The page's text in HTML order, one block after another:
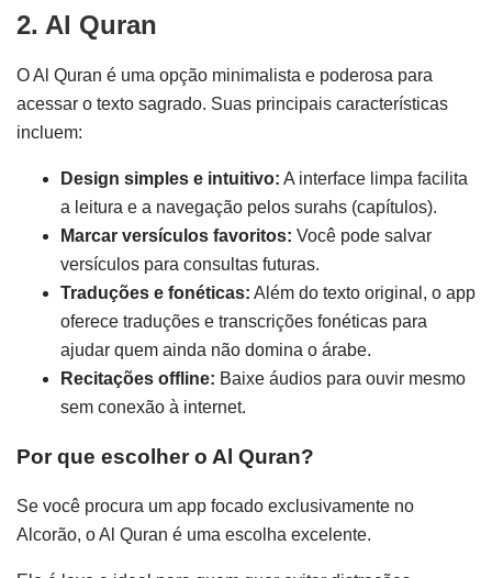
2. Al Quran
O Al Quran é uma opção minimalista e poderosa para
acessar o texto sagrado. Suas principais características
incluem:
Design simples e intuitivo: A interface limpa facilita
a leitura e a navegação pelos surahs (capítulos).
Marcar versículos favoritos: Você pode salvar
versículos para consultas futuras.
Traduções e fonéticas: Além do texto original, o app
oferece traduções e transcrições fonéticas para
ajudar quem ainda não domina o árabe.
Recitações offline: Baixe áudios para ouvir mesmo
sem conexão à internet.
Por que escolher o Al Quran?
Se você procura um app focado exclusivamente no
Alcorão, o Al Quran é uma escolha excelente.